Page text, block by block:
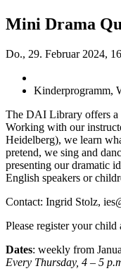
Mini Drama
Do., 29. Februar 2024,
Kinderprogramm,
The DAI Library offers a
Working with our
Heidelberg), we learn
pretend, we sing and
presenting our dramatic
English speakers or
Contact: Ingrid Stolz,
Please register your child
Dates: weekly from
Every Thursday, 4 – 5